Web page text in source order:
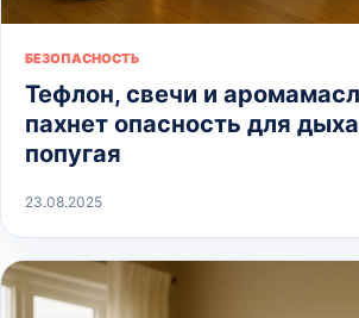
БЕЗОПАСНОСТЬ
Тефлон, свечи и
пахнет опасность для
попугая
23.08.2025